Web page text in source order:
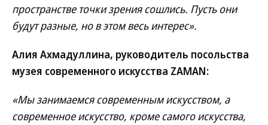
пространстве точки зрения сошлись. Пусть они
будут разные, но в этом весь интерес».
Алия Ахмадуллина, руководитель посольства
музея современного искусства ZAMAN:
«Мы занимаемся современным искусством, а
современное искусство, кроме самого искусства,